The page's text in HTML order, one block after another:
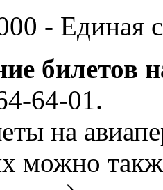
- Единая
билетов
64-01.
на
можно